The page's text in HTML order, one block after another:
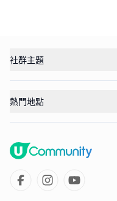
社群主題
熱門地點